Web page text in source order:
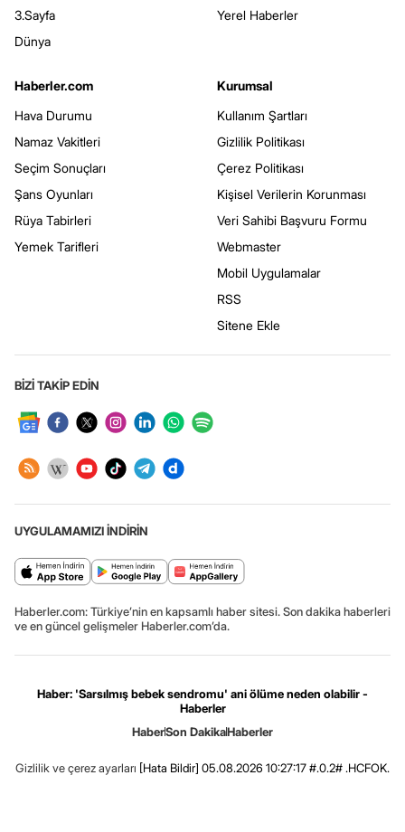
3.Sayfa
Dünya
Yerel Haberler
Haberler.com
Hava Durumu
Namaz Vakitleri
Seçim Sonuçları
Şans Oyunları
Rüya Tabirleri
Yemek Tarifleri
Kurumsal
Kullanım Şartları
Gizlilik Politikası
Çerez Politikası
Kişisel Verilerin Korunması
Veri Sahibi Başvuru Formu
Webmaster
Mobil Uygulamalar
RSS
Sitene Ekle
BİZİ TAKİP EDİN
UYGULAMAMIZI İNDİRİN
Haberler.com: Türkiye’nin en kapsamlı haber sitesi. Son dakika haberleri
ve en güncel gelişmeler Haberler.com’da.
Haber: 'Sarsılmış bebek sendromu' ani ölüme neden olabilir -
Haberler
HaberSon DakikaHaberler
Gizlilik ve çerez ayarları [Hata Bildir] 05.08.2026 10:27:17 #.0.2# .HCFOK.